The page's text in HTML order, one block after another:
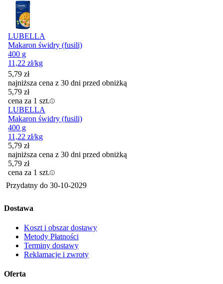
LUBELLA
Makaron świdry (fusili)
400 g
11,22 zł/kg
5,79 zł
najniższa cena z 30 dni przed obniżką
5,79 zł
cena za 1 szt.
LUBELLA
Makaron świdry (fusili)
400 g
11,22 zł/kg
5,79 zł
najniższa cena z 30 dni przed obniżką
5,79 zł
cena za 1 szt.
Przydatny do 30-10-2029
Dostawa
Koszt i obszar dostawy
Metody Płatności
Terminy dostawy
Reklamacje i zwroty
Oferta